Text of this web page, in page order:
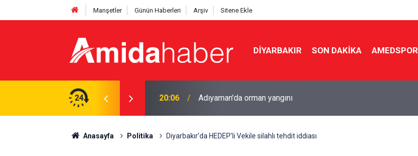
Manşetler Günün Haberleri Arşiv Sitene Ekle
DIYARBAKIR SON DAKIKA AMEDSPOR
24 19:47 Mardin’de iş yerine silahlı saldırı: 5 kurşun isabet etti
Anasayfa Politika Diyarbakır’da HEDEP’li Vekile silahlı tehdit iddiası